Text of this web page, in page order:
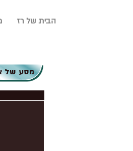
הבית של רז
מסע של